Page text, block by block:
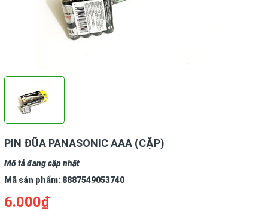
PIN ĐŨA PANASONIC AAA (CẶP)
Mô tả đang cập nhật
Mã sản phẩm: 8887549053740
6.000₫